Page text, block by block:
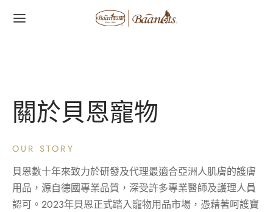
關於貝恩寵物
OUR STORY
貝恩數十年來致力於研發及代理最適合亞洲人肌膚的護膚
用品，源自德國專業品質，深受許多專業醫師及護理人員
認可。2023年貝恩正式踏入寵物用品市場，憑藉著呵護寶